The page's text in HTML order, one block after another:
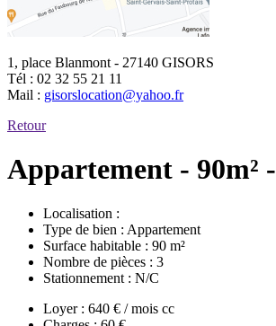
1, place Blanmont - 27140 GISORS
Tél : 02 32 55 21 11
Mail : gisorslocation@yahoo.fr
Retour
Appartement - 90m² -
Localisation :
Type de bien : Appartement
Surface habitable : 90 m²
Nombre de pièces : 3
Stationnement : N/C
Loyer : 640 € / mois cc